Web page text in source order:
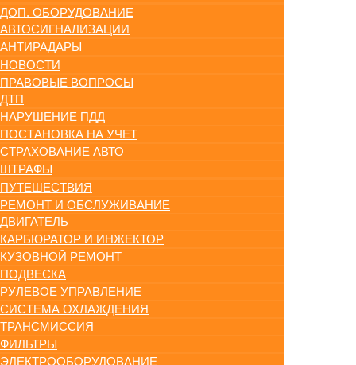
ДОП. ОБОРУДОВАНИЕ
АВТОСИГНАЛИЗАЦИИ
АНТИРАДАРЫ
НОВОСТИ
ПРАВОВЫЕ ВОПРОСЫ
ДТП
НАРУШЕНИЕ ПДД
ПОСТАНОВКА НА УЧЕТ
СТРАХОВАНИЕ АВТО
ШТРАФЫ
ПУТЕШЕСТВИЯ
РЕМОНТ И ОБСЛУЖИВАНИЕ
ДВИГАТЕЛЬ
КАРБЮРАТОР И ИНЖЕКТОР
КУЗОВНОЙ РЕМОНТ
ПОДВЕСКА
РУЛЕВОЕ УПРАВЛЕНИЕ
СИСТЕМА ОХЛАЖДЕНИЯ
ТРАНСМИССИЯ
ФИЛЬТРЫ
ЭЛЕКТРООБОРУДОВАНИЕ